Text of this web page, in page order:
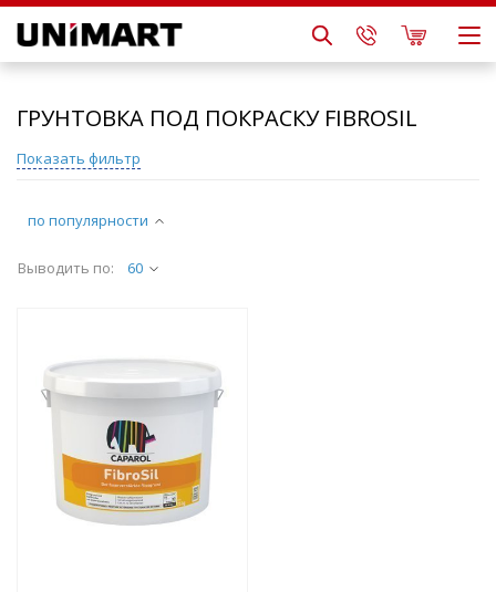
ГРУНТОВКА ПОД ПОКРАСКУ FIBROSIL
по популярности
Выводить по: 60
Показать фильтр